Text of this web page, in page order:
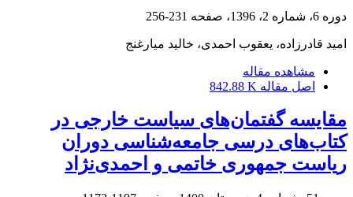
دوره 6، شماره 2، 1396، صفحه 231-256
امید قادرزاده، یعقوب احمدی، خالید میارغنج
مشاهده مقاله
اصل مقاله 842.88 K
مقایسه گفتمان‌های سیاست خارجی در
کتاب‌های درسی جامعه‌شناسی دوران
ریاست جمهوری خاتمی و احمدی‌نژاد